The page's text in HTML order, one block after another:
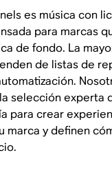
es música con
para marcas
de fondo. La
de listas de
selección experta
para crear
marca y definen